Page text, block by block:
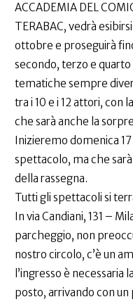
ACCADEMIA DEL
TERABAC, vedrà
ottobre e proseguirà
secondo, terzo e
tematiche sempre
tra i 10 e i 12 attori, con
che sarà anche la
Inizieremo domenica
spettacolo, ma che
della rassegna.
Tutti gli spettacoli si
In via Candiani, 131 –
parcheggio, non
nostro circolo, c’è un
l’ingresso è necessaria
posto, arrivando con